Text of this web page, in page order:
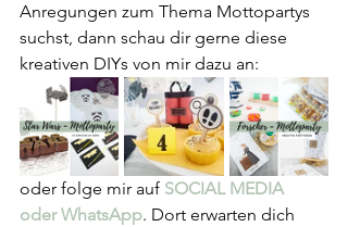
Anregungen zum Thema Mottopartys
suchst, dann schau dir gerne diese
kreativen DIYs von mir dazu an:
oder folge mir auf SOCIAL MEDIA
oder WhatsApp. Dort erwarten dich